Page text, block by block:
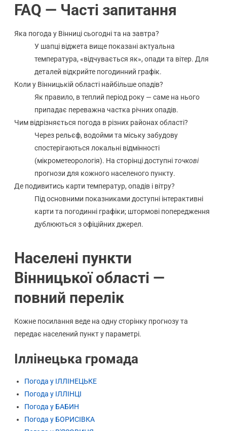
FAQ — Часті запитання
Яка погода у Вінниці сьогодні та на завтра?
У шапці віджета вище показані актуальна
температура, «відчувається як», опади та вітер. Для
деталей відкрийте погодинний графік.
Коли у Вінницькій області найбільше опадів?
Як правило, в теплий період року — саме на нього
припадає переважна частка річних опадів.
Чим відрізняється погода в різних районах області?
Через рельєф, водойми та міську забудову
спостерігаються локальні відмінності
(мікрометеорологія). На сторінці доступніточкові
прогнози для кожного населеного пункту.
Де подивитись карти температур, опадів і вітру?
Під основними показниками доступні інтерактивні
карти та погодинні графіки; штормові попередження
дублюються з офіційних джерел.
Населені пункти
Вінницької області —
повний перелік
Кожне посилання веде на одну сторінку прогнозу та
передає населений пункт у параметрі.
Іллінецька громада
Погода у ІЛЛІНЕЦЬКЕ
Погода у ІЛЛІНЦІ
Погода у БАБИН
Погода у БОРИСІВКА